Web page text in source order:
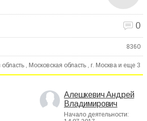
0
8360
область , Московская область , г. Москва и еще 3
Алешкевич Андрей
Владимирович
Начало деятельности: